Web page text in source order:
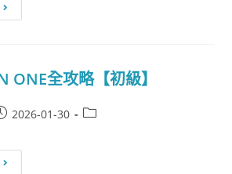
ONE全攻略【初級】
2026-01-30